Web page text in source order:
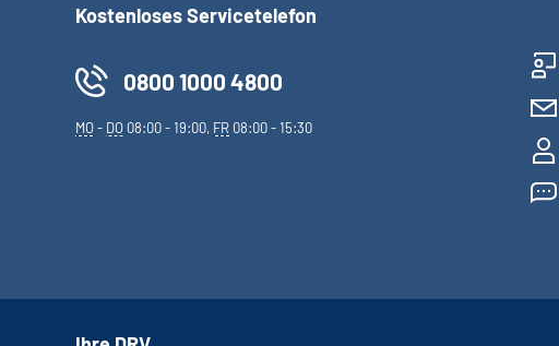
Kostenloses Servicetelefon
0800 1000 4800
MO- DO 08:00 - 19:00, FR 08:00 - 15:30